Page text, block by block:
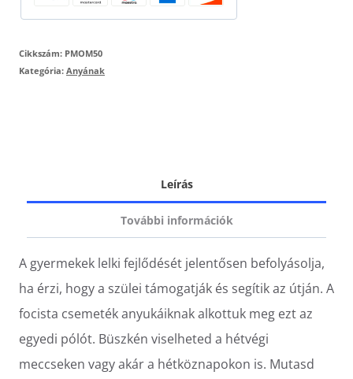
Cikkszám: PMOM50
Kategória: Anyának
Leírás
További információk
A gyermekek lelki fejlődését jelentősen befolyásolja,
ha érzi, hogy a szülei támogatják és segítik az útján. A
focista csemeték anyukáiknak alkottuk meg ezt az
egyedi pólót. Büszkén viselheted a hétvégi
meccseken vagy akár a hétköznapokon is. Mutasd